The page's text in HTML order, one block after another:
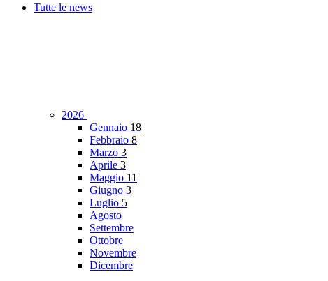
Tutte le news
2026
Gennaio 18
Febbraio 8
Marzo 3
Aprile 3
Maggio 11
Giugno 3
Luglio 5
Agosto
Settembre
Ottobre
Novembre
Dicembre